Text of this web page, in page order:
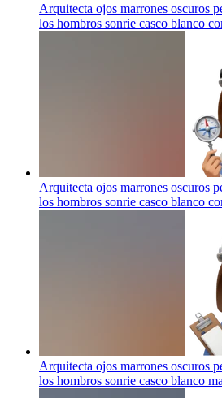
Arquitecta ojos marrones oscuros
los hombros sonrie casco blanco
Arquitecta ojos marrones oscuros
los hombros sonrie casco blanco
Arquitecta ojos marrones oscuros
los hombros sonrie casco blanco